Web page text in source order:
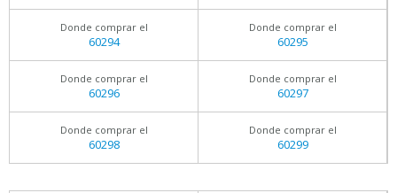
Donde comprar el
60294
Donde comprar el
60295
Donde comprar el
60296
Donde comprar el
60297
Donde comprar el
60298
Donde comprar el
60299